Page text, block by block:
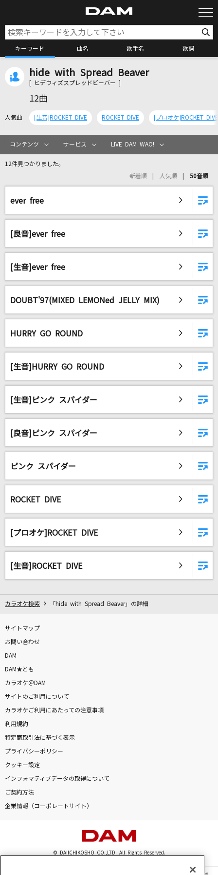
キーワード 曲名 歌手名 歌詞
カラオケ検索
カラオケリクエスト
友よ～この先もずっと・・・(クレヨンしんちゃ
んアニメバージョン)
[生音]花とサムライ
三山ひろし
ALI PROJECT
オレンジ
晩餐歌
tuki.
ヨルシカ
[生音]ロマンスの神様
プラネタリウム
大塚 愛
もっと見る
DAMに会員登録・ログインして
hide with Spread Beaver
[ ヒデウィズスプレッドビーバー ]
12曲
人気曲 [生音]ROCKET DIVE ROCKET DIVE [プロオケ]ROCKET DIVE
コンテンツ サービス LIVE DAM WAO!
12件見つかりました。
新着順 人気順 50音順
ever free
[良音]ever free
[生音]ever free
DOUBT'97(MIXED LEMONed JELLY MIX)
HURRY GO ROUND
[生音]HURRY GO ROUND
[生音]ピンク スパイダー
[良音]ピンク スパイダー
ピンク スパイダー
ROCKET DIVE
[プロオケ]ROCKET DIVE
[生音]ROCKET DIVE
カラオケ検索 「hide with Spread Beaver」の詳細
サイトマップ
お問い合わせ
DAM
DAM★とも
カラオケ＠DAM
サイトのご利用について
カラオケご利用にあたっての注意事項
利用規約
特定商取引法に基づく表示
プライバシーポリシー
クッキー設定
インフォマティブデータの取得について
ご契約方法
企業情報（コーポレートサイト）
© DAIICHIKOSHO CO.,LTD. All Rights Reserved.